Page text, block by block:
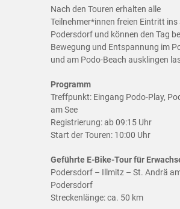
Nach den Touren erhalten alle
Teilnehmer*innen freien Eintritt
Podersdorf und können den Tag
Bewegung und Entspannung im
und am Podo-Beach ausklingen
Programm
Treffpunkt: Eingang Podo-Play,
am See
Registrierung: ab 09:15 Uhr
Start der Touren: 10:00 Uhr
Geführte E-Bike-Tour für
Podersdorf – Illmitz – St. Andrä
Podersdorf
Streckenlänge: ca. 50 km